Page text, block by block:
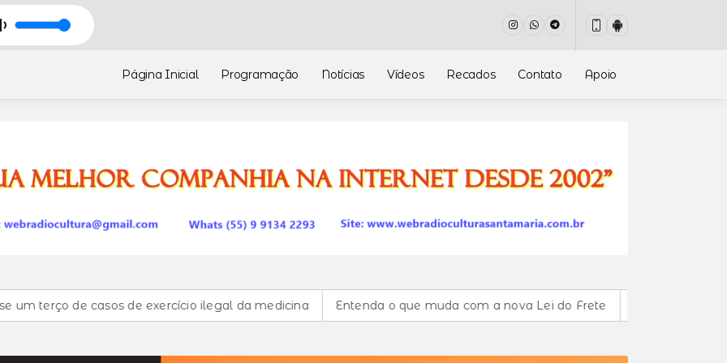
OF TIME
of time - Parte 1
Página Inicial Programação Notícias Vídeos Recados Contato Apoio
de casos de exercício ilegal da medicina Entenda o que muda com a nova Lei do Frete Lei prorroga uso do